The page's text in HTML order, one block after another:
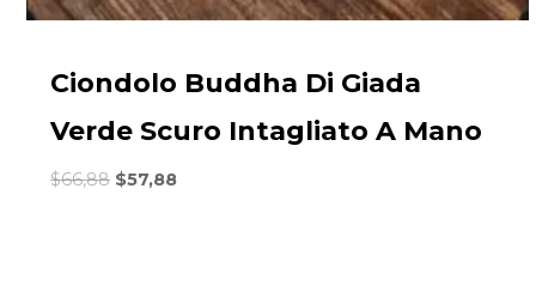
Ciondolo Buddha Di Giada
Verde Scuro Intagliato A Mano
$66,88 Il
$57,88Il